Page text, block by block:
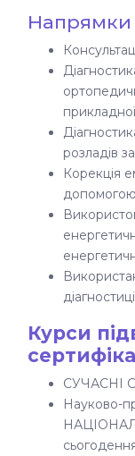
Напрямки
прикладної
розладів
Корекція
допомогою
Курси
СУЧАСНІ
Науково-